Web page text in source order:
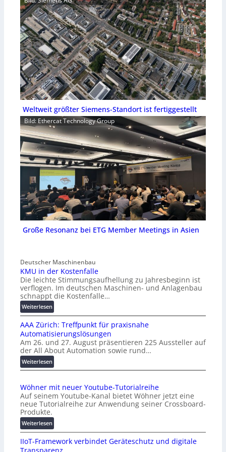
Weltweit größter Siemens-Standort ist fertiggestellt
Bild: Ethercat Technology Group
Große Resonanz bei ETG Member Meetings in Asien
Deutscher Maschinenbau
KMU in der Kostenfalle
Die leichte Stimmungsaufhellung zu Jahresbeginn ist
verflogen. Im deutschen Maschinen- und Anlagenbau
schnappt die Kostenfalle…
Weiterlesen:
K
M
U
i
n
d
e
K
o
s
e
n
f
AAA Zürich: Treffpunkt für praxisnahe
Automatisierungslösungen
Am 26. und 27. August präsentieren 225 Aussteller auf
der All About Automation sowie rund…
Weiterlesen:
A
A
Z
ü
i
c
h
Wöhner mit neuer Youtube-Tutorialreihe
Auf seinem Youtube-Kanal bietet Wöhner jetzt eine
neue Tutorialreihe zur Anwendung seiner Crossboard-
Produkte.
Weiterlesen:
W
ö
h
IIoT-Framework verbindet Geräteschutz und digitale